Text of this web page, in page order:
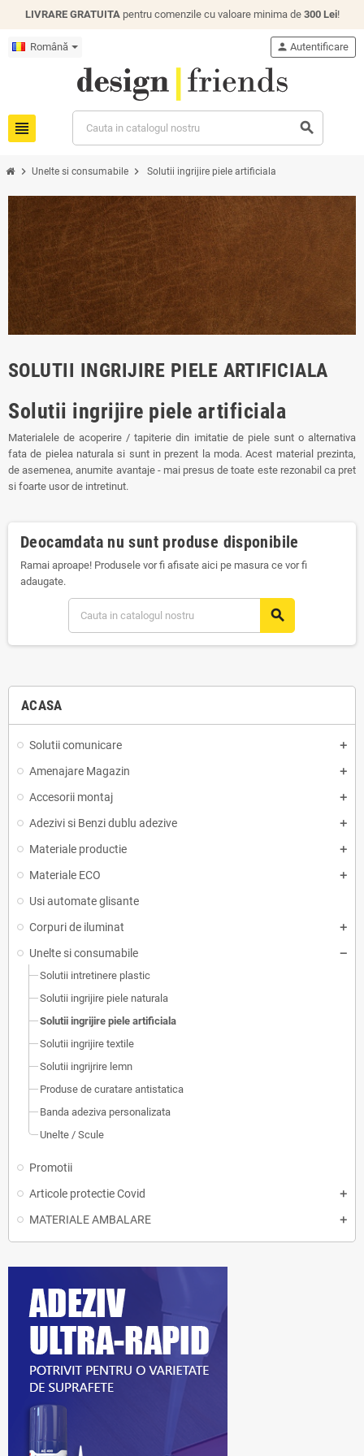
LIVRARE GRATUITApentru comenzile cu valoare minima de 300 Lei!
Română
view_headline search
person Autentificare
chevron_right Unelte si consumabile chevron_right Solutii ingrijire piele artificiala
ACASA
Solutii comunicare
Amenajare Magazin
Accesorii montaj
Adezivi si Benzi dublu adezive
Materiale productie
Materiale ECO
Usi automate glisante
Corpuri de iluminat
Unelte si consumabile
Solutii intretinere plastic
Solutii ingrijire piele naturala
Solutii ingrijire piele artificiala
Solutii ingrijire textile
Solutii ingrijrire lemn
Produse de curatare antistatica
Banda adeziva personalizata
Unelte / Scule
Promotii
Articole protectie Covid
MATERIALE AMBALARE
SOLUTII INGRIJIRE PIELE ARTIFICIALA
Solutii ingrijire piele artificiala
Materialele de acoperire / tapiterie din imitatie de piele sunt o alternativa
fata de pielea naturala si sunt in prezent la moda. Acest material prezinta,
de asemenea, anumite avantaje - mai presus de toate este rezonabil ca pret
si foarte usor de intretinut.
Deocamdata nu sunt produse disponibile
Ramai aproape! Produsele vor fi afisate aici pe masura ce vor fi
adaugate.
search